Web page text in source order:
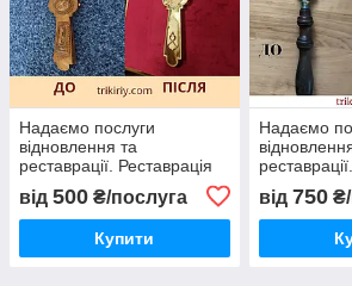
Надаємо послуги
відновлення та
реставрації. Реставрація
хреста
від 500 ₴/послуга
Купити
Надаємо
старого
від 750₴/